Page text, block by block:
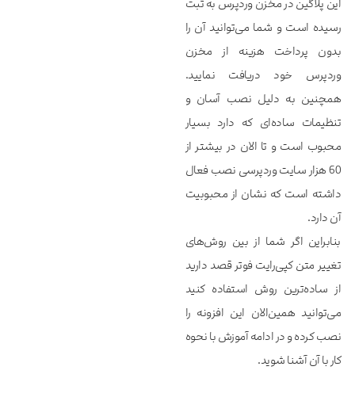
این پلاگین در مخزن وردپرس به ثبت
رسیده است و شما می‌توانید آن را
بدون پرداخت هزینه از مخزن
وردپرس خود دریافت نمایید.
همچنین به دلیل نصب آسان و
تنظیمات ساده‌ای که دارد بسیار
محبوب است و تا الان در بیشتر از
60 هزار سایت وردپرسی نصب فعال
داشته است که نشان از محبوبیت
آن دارد.
بنابراین اگر شما از بین روش‌های
تغییر متن کپی‌رایت فوتر قصد دارید
از ساده‌ترین روش استفاده کنید
می‌توانید همین‌الان این افزونه را
نصب کرده و در ادامه آموزش با نحوه
کار با آن آشنا شوید.